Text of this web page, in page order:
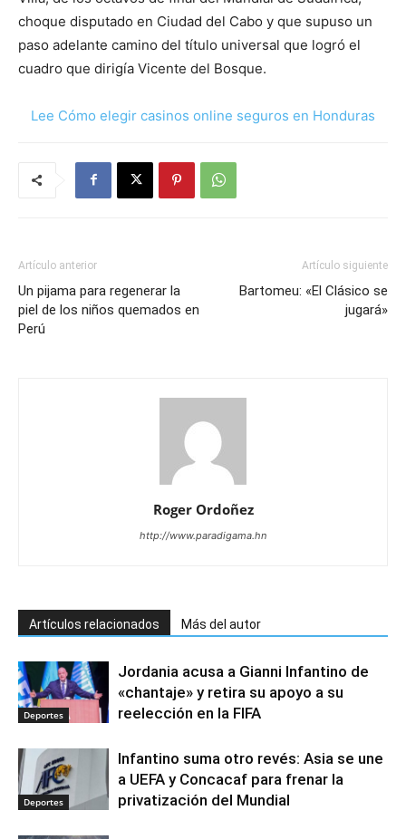
choque disputado en Ciudad del Cabo y que supuso un
paso adelante camino del título universal que logró el
cuadro que dirigía Vicente del Bosque.
Lee Cómo elegir casinos online seguros en Honduras
Artículo anterior
Un pijama para regenerar la
piel de los niños quemados en
Perú
Artículo siguiente
Bartomeu: «El Clásico se
jugará»
Roger Ordoñez
http://www.paradigama.hn
Artículos relacionados Más del autor
Deportes
Jordania acusa a Gianni Infantino de
«chantaje» y retira su apoyo a su
reelección en la FIFA
Deportes
Infantino suma otro revés: Asia se une
a UEFA y Concacaf para frenar la
privatización del Mundial